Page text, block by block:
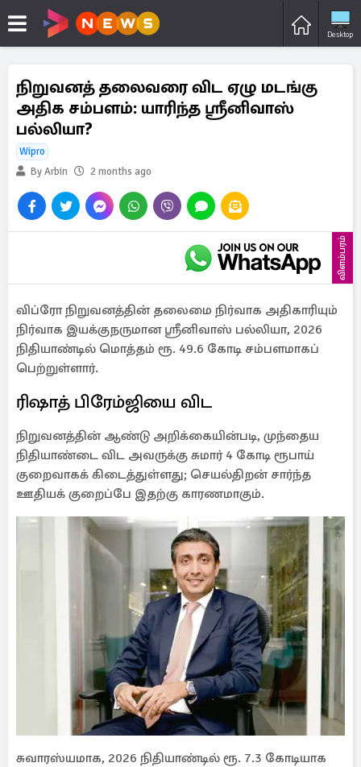
Desktop
நிறுவனத் தலைவரை விட ஏழு மடங்கு
அதிக சம்பளம்: யாரிந்த ஸ்ரீனிவாஸ்
பல்லியா?
Wipro
By Arbin
2 months ago
விளம்பரம்
விப்ரோ நிறுவனத்தின் தலைமை நிர்வாக அதிகாரியும்
நிர்வாக இயக்குநருமான ஸ்ரீனிவாஸ் பல்லியா, 2026
நிதியாண்டில் மொத்தம் ரூ. 49.6 கோடி சம்பளமாகப்
பெற்றுள்ளார்.
ரிஷாத் பிரேம்ஜியை விட
நிறுவனத்தின் ஆண்டு அறிக்கையின்படி, முந்தைய
நிதியாண்டை விட அவருக்கு சுமார் 4 கோடி ரூபாய்
குறைவாகக் கிடைத்துள்ளது; செயல்திறன் சார்ந்த
ஊதியக் குறைப்பே இதற்கு காரணமாகும்.
சுவாரஸ்யமாக, 2026 நிதியாண்டில் ரூ. 7.3 கோடியாக